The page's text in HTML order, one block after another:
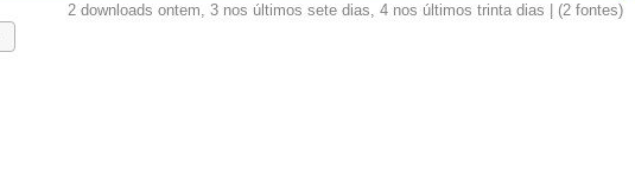
2 downloads ontem, 3 nos últimos sete dias, 4 nos últimos trinta dias | (2 fontes)